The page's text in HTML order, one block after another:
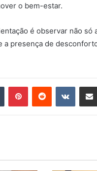
o bem-estar.
é observar não só
a presença de